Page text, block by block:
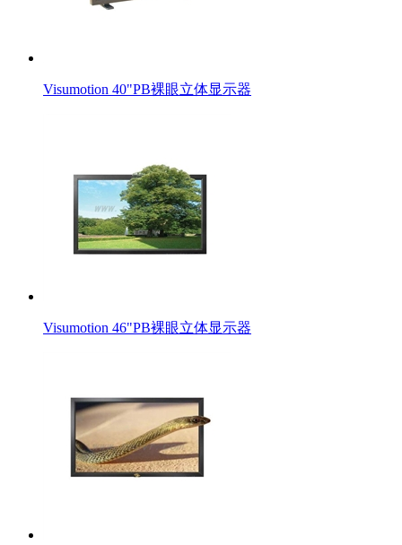
Visumotion 40"PB裸眼立体显示器
Visumotion 46"PB裸眼立体显示器